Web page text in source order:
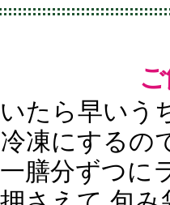
たら早いう
凍にするの
膳分ずつに